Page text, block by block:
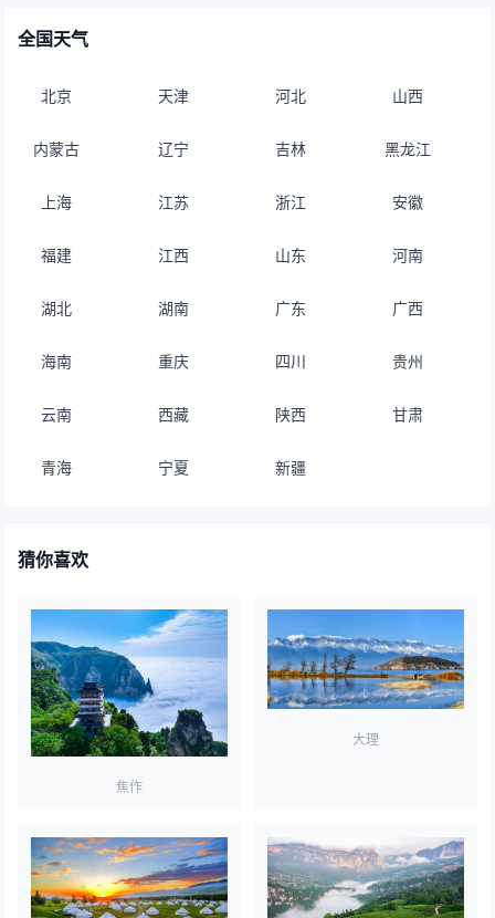
全国天气
北京 天津 河北 山西
内蒙古 辽宁 吉林 黑龙江
上海 江苏 浙江 安徽
福建 江西 山东 河南
湖北 湖南 广东 广西
海南 重庆 四川 贵州
云南 西藏 陕西 甘肃
青海 宁夏 新疆
猜你喜欢
焦作
大理